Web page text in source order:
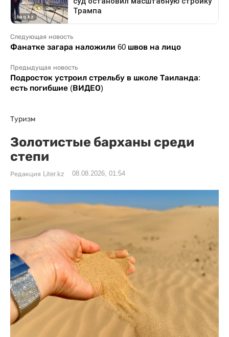
Следующая новость
Фанатке загара наложили 60 швов на лицо
Предыдущая новость
Подросток устроил стрельбу в школе Таиланда:
есть погибшие (ВИДЕО)
Туризм
Золотистые барханы среди
степи
Редакция Liter.kz 08.08.2026, 01:54